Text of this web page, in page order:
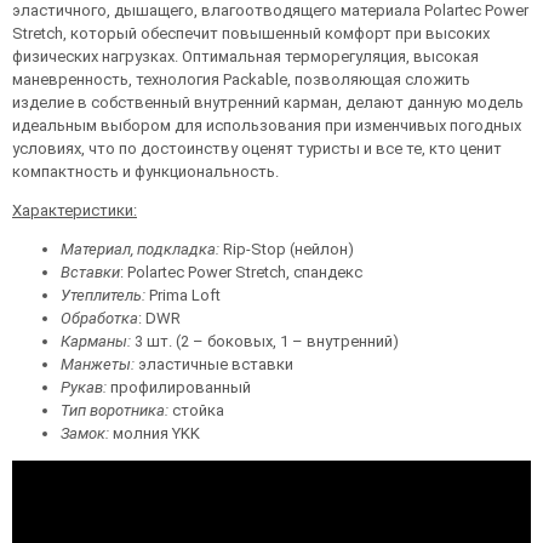
эластичного, дышащего, влагоотводящего материала Polartec Power
Stretch, который обеспечит повышенный комфорт при высоких
физических нагрузках. Оптимальная терморегуляция, высокая
маневренность, технология Packable, позволяющая сложить
изделие в собственный внутренний карман, делают данную модель
идеальным выбором для использования при изменчивых погодных
условиях, что по достоинству оценят туристы и все те, кто ценит
компактность и функциональность.
Характеристики:
Материал, подкладка: Rip-Stop (нейлон)
Вставки: Polartec Power Stretch, спандекс
Утеплитель: Prima Loft
Обработка: DWR
Карманы: 3 шт. (2 – боковых, 1 – внутренний)
Манжеты: эластичные вставки
Рукав: профилированный
Тип воротника: стойка
Замок: молния YKK